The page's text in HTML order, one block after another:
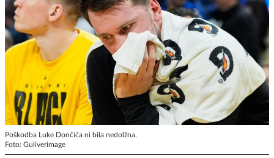
Poškodba Luke Dončića ni bila nedolžna.
Foto: Guliverimage